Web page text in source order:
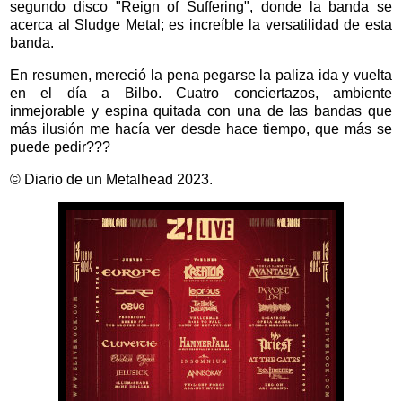
segundo disco "Reign of Suffering", donde la banda se
acerca al Sludge Metal; es increíble la versatilidad de esta
banda.
En resumen, mereció la pena pegarse la paliza ida y vuelta
en el día a Bilbo. Cuatro conciertazos, ambiente
inmejorable y espina quitada con una de las bandas que
más ilusión me hacía ver desde hace tiempo, que más se
puede pedir???
© Diario de un Metalhead 2023.